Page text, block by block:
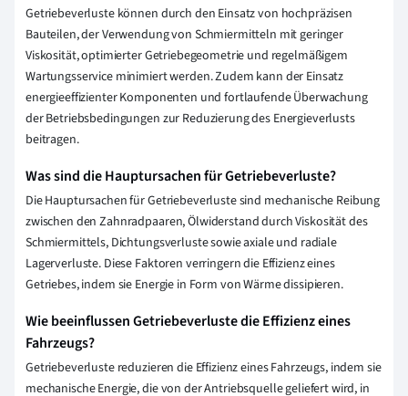
Getriebeverluste können durch den Einsatz von hochpräzisen
Bauteilen, der Verwendung von Schmiermitteln mit geringer
Viskosität, optimierter Getriebegeometrie und regelmäßigem
Wartungsservice minimiert werden. Zudem kann der Einsatz
energieeffizienter Komponenten und fortlaufende Überwachung
der Betriebsbedingungen zur Reduzierung des Energieverlusts
beitragen.
Was sind die Hauptursachen für Getriebeverluste?
Die Hauptursachen für Getriebeverluste sind mechanische Reibung
zwischen den Zahnradpaaren, Ölwiderstand durch Viskosität des
Schmiermittels, Dichtungsverluste sowie axiale und radiale
Lagerverluste. Diese Faktoren verringern die Effizienz eines
Getriebes, indem sie Energie in Form von Wärme dissipieren.
Wie beeinflussen Getriebeverluste die Effizienz eines
Fahrzeugs?
Getriebeverluste reduzieren die Effizienz eines Fahrzeugs, indem sie
mechanische Energie, die von der Antriebsquelle geliefert wird, in